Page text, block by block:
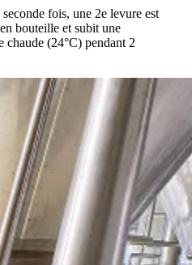
fois, une 2e levure est
bouteille et subit une
chaude (24°C) pendant 2